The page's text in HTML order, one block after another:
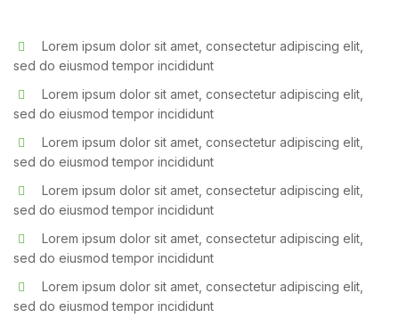
Lorem ipsum dolor sit amet, consectetur adipiscing elit,
sed do eiusmod tempor incididunt
Lorem ipsum dolor sit amet, consectetur adipiscing elit,
sed do eiusmod tempor incididunt
Lorem ipsum dolor sit amet, consectetur adipiscing elit,
sed do eiusmod tempor incididunt
Lorem ipsum dolor sit amet, consectetur adipiscing elit,
sed do eiusmod tempor incididunt
Lorem ipsum dolor sit amet, consectetur adipiscing elit,
sed do eiusmod tempor incididunt
Lorem ipsum dolor sit amet, consectetur adipiscing elit,
sed do eiusmod tempor incididunt